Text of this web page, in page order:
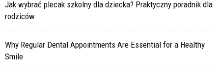
Jak wybrać plecak szkolny dla dziecka? Praktyczny poradnik dla
rodziców
Why Regular Dental Appointments Are Essential for a Healthy
Smile